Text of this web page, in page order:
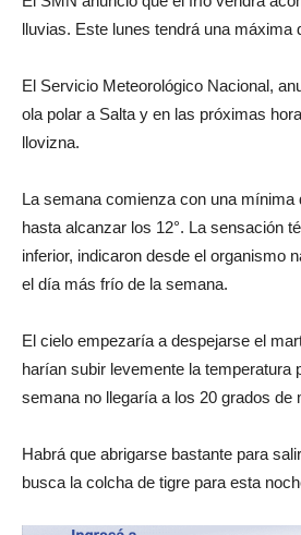
lluvias. Este lunes tendrá una máxima
El Servicio Meteorológico Nacional,
ola polar a Salta y en las próximas
llovizna.
La semana comienza con una mínima
hasta alcanzar los 12°. La sensación
inferior, indicaron desde el organismo
el día más frío de la semana.
El cielo empezaría a despejarse el
harían subir levemente la temperatura
semana no llegaría a los 20 grados de
Habrá que abrigarse bastante para
busca la colcha de tigre para esta